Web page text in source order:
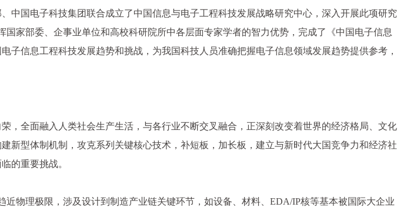
中国电子科技集团联合成立了中国信息与电子工程科技发展战略研究中心，深入开展此项研究
家部委、企事业单位和高校科研院所中各层面专家学者的智力优势，完成了《中国电子信息
信息工程科技发展趋势和挑战，为我国科技人员准确把握电子信息领域发展趋势提供参考，
，全面融入人类社会生产生活，与各行业不断交叉融合，正深刻改变着世界的经济格局、文化
型体制机制，攻克系列关键核心技术，补短板，加长板，建立与新时代大国竞争力和经济社
的重要挑战。
物理极限，涉及设计到制造产业链关键环节，如设备、材料、EDA/IP核等基本被国际大企业